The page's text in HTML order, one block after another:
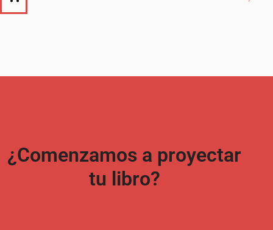
¿Comenzamos a proyectar
tu libro?